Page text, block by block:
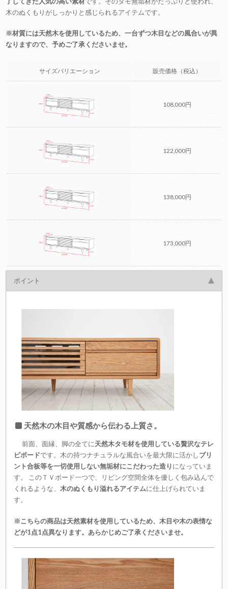
木のぬくもりがしっかりと感じられるアイテムです。
※材質には天然木を使用しているため、一台ずつ木目などの風合いが異
なりますので、予めご了承くださいませ。
サイズバリエーション 販売価格（税込）
108,000円
122,000円
138,000円
173,000円
ポイント
天然木の木目や質感から伝わる上質さ。
前面、面縁、脚の全てに天然木タモ材を使用している贅沢なテレ
ビボードです。木の持つナチュラルな風合いを最大限に活かしプリ
ント合板等を一切使用しない無垢材にこだわった造りになっていま
す。 このＴＶボード一つで、リビング空間全体を優しく包み込んで
くれるような、木のぬくもり溢れるアイテムに仕上げられていま
す。
※こちらの商品は天然素材を使用しているため、木目や木の表情な
どが1点1点異なります。あらかじめご了承くださいませ。